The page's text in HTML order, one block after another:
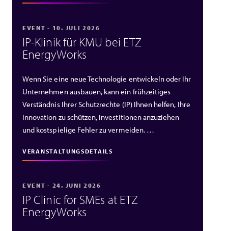
EVENT - 10. JULI 2026
IP‑Klinik für KMU bei ETZ
EnergyWorks
Wenn Sie eine neue Technologie entwickeln oder Ihr
Unternehmen ausbauen, kann ein frühzeitiges
Verständnis Ihrer Schutzrechte (IP) Ihnen helfen, Ihre
Innovation zu schützen, Investitionen anzuziehen
und kostspielige Fehler zu vermeiden. …
VERANSTALTUNGSDETAILS
EVENT - 24. JUNI 2026
IP Clinic for SMEs at ETZ
EnergyWorks